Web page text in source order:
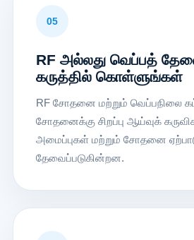
05
RF அல்லது வெப்பத்
கருத்தில் கொள்ளுங்கள்
RF சோதனை மற்றும் வெப்பநிலை
சோதனைக்கு சிறப்பு ஆய்வுக்
அமைப்புகள் மற்றும் சோதனை
தேவைப்படுகின்றன.